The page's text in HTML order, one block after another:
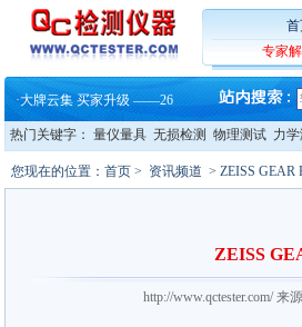
专家
·蔡司软件 | 高效变形分析能
·铸就AI服务器质量动脉 – 高
·铸就AI服务器质量动脉 – 高
·ZEISS BOSELLO ADR 让内部缺
·大牌云集 买家升级 ——26
蔡司和亿纬锂能达成战略合作
大牌云集 买家升级 ——26
热门关键字： 量仪量具 无损检测 物理测试 力
您现在的位置： 首页 > 资讯频道 > ZEISS
ZEISS
http://www.qctester.com/